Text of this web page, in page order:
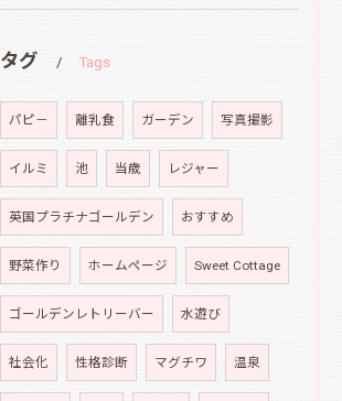
タグ Tags
パピ－ 離乳食 ガーデン 写真撮影
イルミ 池 当歳 レジャー
英国プラチナゴールデン おすすめ
野菜作り ホームページ Sweet Cottage
ゴールデンレトリーバー 水遊び
社会化 性格診断 マグチワ 温泉